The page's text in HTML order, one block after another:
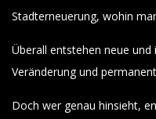
Stadterneuerung, wohin
Überall entstehen neue
Veränderung und
Doch wer genau hinsieht,